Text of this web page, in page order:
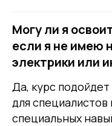
Могу ли я
если я не имею
электрики или
Да, курс
для специалистов
специальных